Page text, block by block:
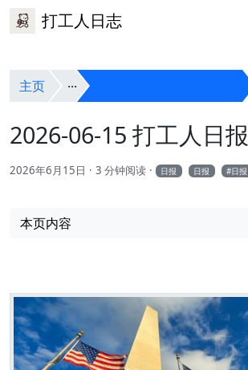
打工人日志
主页
2026-06-15 打工人日报
2026年6月15日 3 分钟阅读 日报 日报 日报
本页内容